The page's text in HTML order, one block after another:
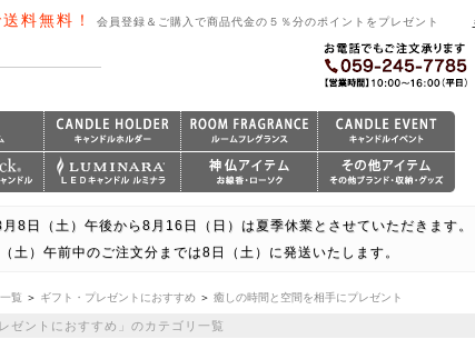
料無料！ 会員登録＆ご購入で商品代金の５％分のポイントをプレゼント
8日（土）午後から8月16日（日）は夏季休業とさせていただきます。
土）午前中のご注文分までは8日（土）に発送いたします。
覧 ＞ ギフト・プレゼントにおすすめ＞ 癒しの時間と空間を相手にプレゼント
ゼントにおすすめ」のカテゴリ一覧